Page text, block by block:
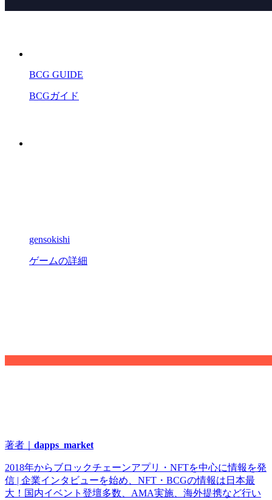
BCG GUIDE
BCGガイド
gensokishi
ゲームの詳細
著者｜ dapps_market
2018年からブロックチェーンアプリ・NFTを中心に情報を発
信 | 企業インタビューを始め、NFT・BCGの情報は日本最
大！国内イベント登壇多数、AMA実施、海外提携など行い